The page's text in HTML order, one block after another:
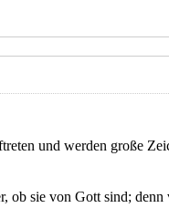
und werden große
ob sie von Gott sind;